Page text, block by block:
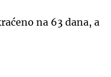
na 63 dana, a